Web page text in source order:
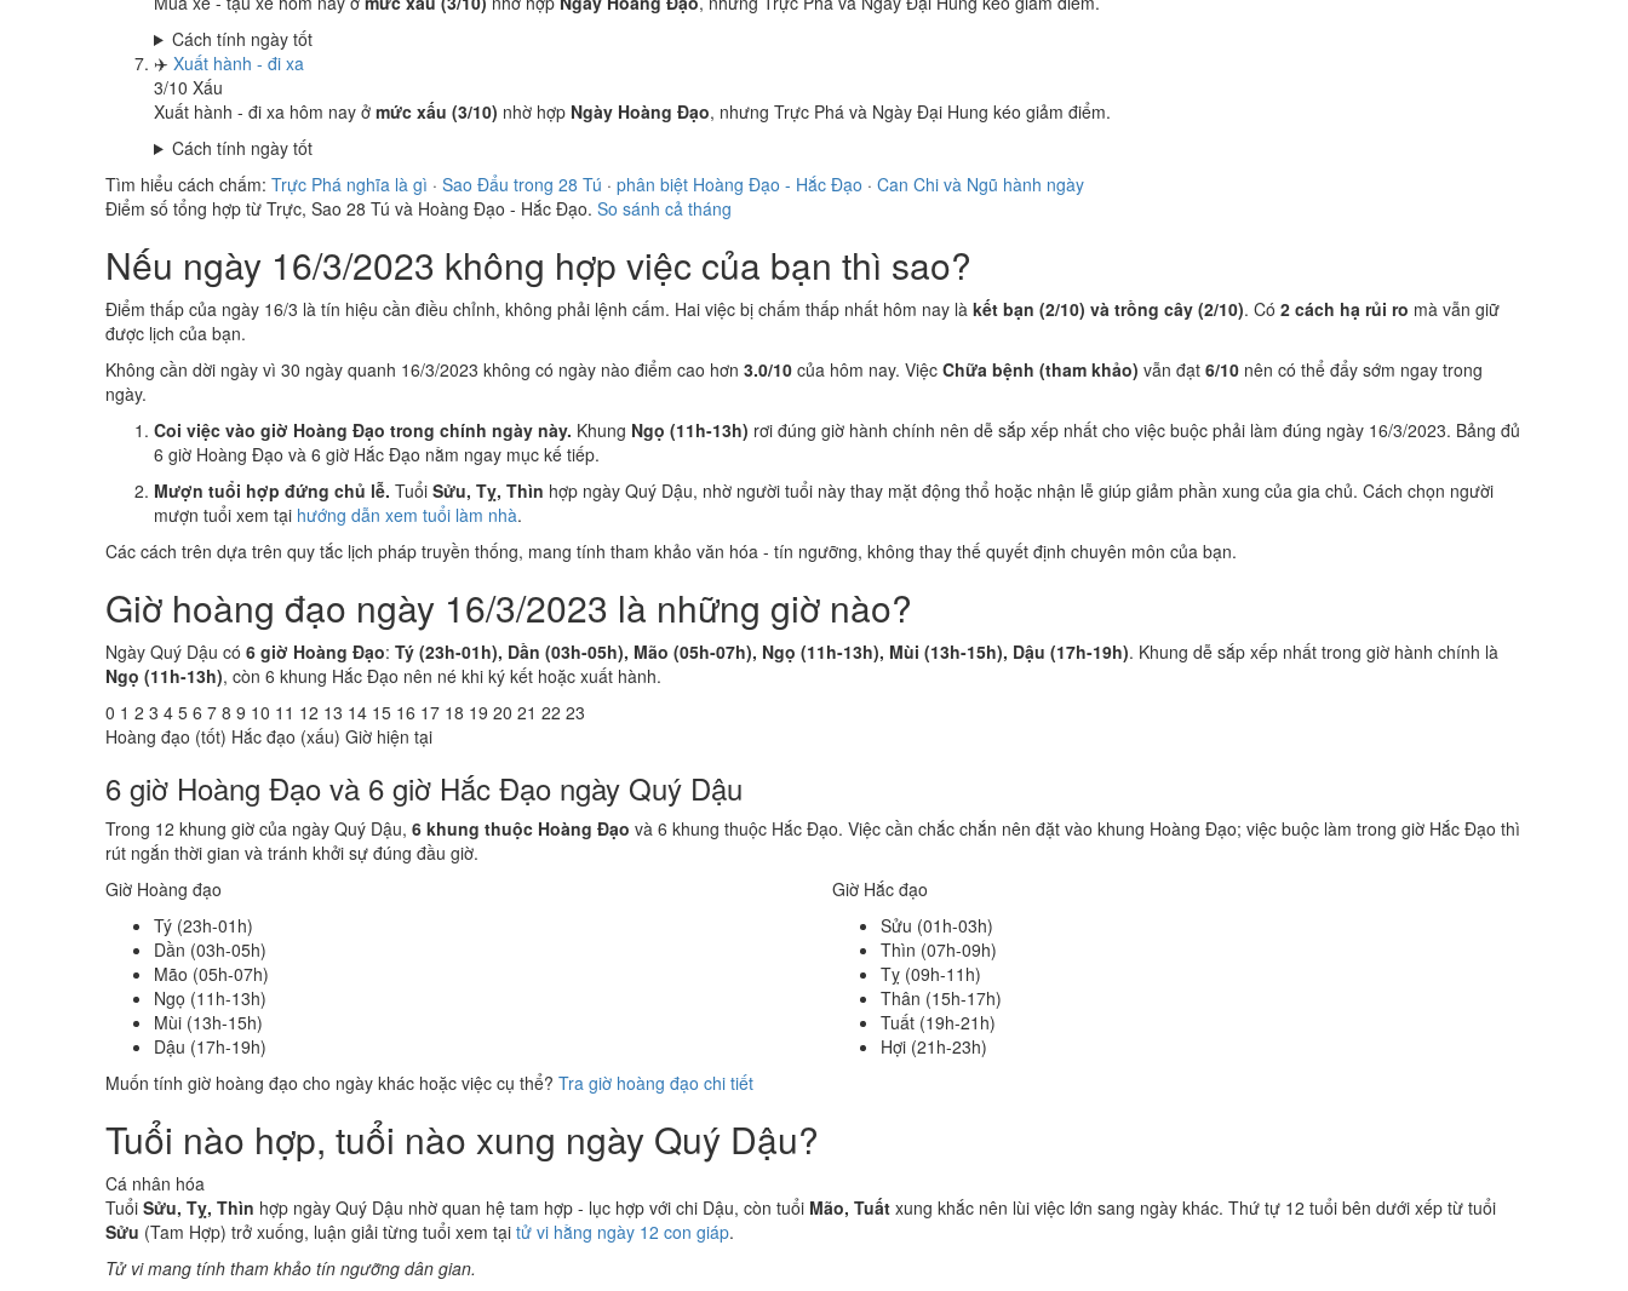
Cách tính ngày tốt
✈️ Xuất hành - đi xa
3/10 Xấu
Xuất hành - đi xa hôm nay ở mức xấu (3/10) nhờ hợp Ngày Hoàng Đạo, nhưng Trực Phá và Ngày Đại Hung kéo giảm điểm.
Cách tính ngày tốt
Tìm hiểu cách chấm: Trực Phá nghĩa là gì · Sao Đẩu trong 28 Tú · phân biệt Hoàng Đạo - Hắc Đạo · Can Chi và Ngũ hành ngày
Điểm số tổng hợp từ Trực, Sao 28 Tú và Hoàng Đạo - Hắc Đạo. So sánh cả tháng
Nếu ngày 16/3/2023 không hợp việc của bạn thì sao?
Điểm thấp của ngày 16/3 là tín hiệu cần điều chỉnh, không phải lệnh cấm. Hai việc bị chấm thấp nhất hôm nay là kết bạn (2/10) và trồng cây (2/10). Có 2 cách hạ rủi ro mà vẫn giữ
được lịch của bạn.
Không cần dời ngày vì 30 ngày quanh 16/3/2023 không có ngày nào điểm cao hơn 3.0/10 của hôm nay. Việc Chữa bệnh (tham khảo) vẫn đạt 6/10 nên có thể đẩy sớm ngay trong
ngày.
Coi việc vào giờ Hoàng Đạo trong chính ngày này. Khung Ngọ (11h-13h) rơi đúng giờ hành chính nên dễ sắp xếp nhất cho việc buộc phải làm đúng ngày 16/3/2023. Bảng đủ
6 giờ Hoàng Đạo và 6 giờ Hắc Đạo nằm ngay mục kế tiếp.
Mượn tuổi hợp đứng chủ lễ. Tuổi Sửu, Tỵ, Thìn hợp ngày Quý Dậu, nhờ người tuổi này thay mặt động thổ hoặc nhận lễ giúp giảm phần xung của gia chủ. Cách chọn người
mượn tuổi xem tại hướng dẫn xem tuổi làm nhà.
Các cách trên dựa trên quy tắc lịch pháp truyền thống, mang tính tham khảo văn hóa - tín ngưỡng, không thay thế quyết định chuyên môn của bạn.
Giờ hoàng đạo ngày 16/3/2023 là những giờ nào?
Ngày Quý Dậu có 6 giờ Hoàng Đạo: Tý (23h-01h), Dần (03h-05h), Mão (05h-07h), Ngọ (11h-13h), Mùi (13h-15h), Dậu (17h-19h). Khung dễ sắp xếp nhất trong giờ hành chính là
Ngọ (11h-13h), còn 6 khung Hắc Đạo nên né khi ký kết hoặc xuất hành.
0 1 2 3 4 5 6 7 8 9 10 11 12 13 14 15 16 17 18 19 20 21 22 23
Hoàng đạo (tốt) Hắc đạo (xấu) Giờ hiện tại
6 giờ Hoàng Đạo và 6 giờ Hắc Đạo ngày Quý Dậu
Trong 12 khung giờ của ngày Quý Dậu, 6 khung thuộc Hoàng Đạo và 6 khung thuộc Hắc Đạo. Việc cần chắc chắn nên đặt vào khung Hoàng Đạo; việc buộc làm trong giờ Hắc Đạo thì
rút ngắn thời gian và tránh khởi sự đúng đầu giờ.
Giờ Hoàng đạo
Tý (23h-01h)
Dần (03h-05h)
Mão (05h-07h)
Ngọ (11h-13h)
Mùi (13h-15h)
Dậu (17h-19h)
Giờ Hắc đạo
Sửu (01h-03h)
Thìn (07h-09h)
Tỵ (09h-11h)
Thân (15h-17h)
Tuất (19h-21h)
Hợi (21h-23h)
Muốn tính giờ hoàng đạo cho ngày khác hoặc việc cụ thể? Tra giờ hoàng đạo chi tiết
Tuổi nào hợp, tuổi nào xung ngày Quý Dậu?
Cá nhân hóa
Tuổi Sửu, Tỵ, Thìn hợp ngày Quý Dậu nhờ quan hệ tam hợp - lục hợp với chi Dậu, còn tuổi Mão, Tuất xung khắc nên lùi việc lớn sang ngày khác. Thứ tự 12 tuổi bên dưới xếp từ tuổi
Sửu (Tam Hợp) trở xuống, luận giải từng tuổi xem tại tử vi hằng ngày 12 con giáp.
Tử vi mang tính tham khảo tín ngưỡng dân gian.